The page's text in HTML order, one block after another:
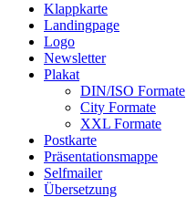
Klappkarte
Landingpage
Logo
Newsletter
Plakat
DIN/ISO Formate
City Formate
XXL Formate
Postkarte
Präsentationsmappe
Selfmailer
Übersetzung